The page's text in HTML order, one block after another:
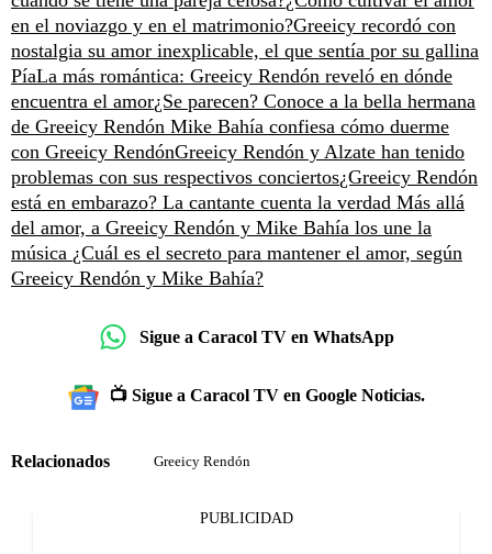
en el noviazgo y en el matrimonio?Greeicy recordó con
nostalgia su amor inexplicable, el que sentía por su gallina
PíaLa más romántica: Greeicy Rendón reveló en dónde
encuentra el amor¿Se parecen? Conoce a la bella hermana
de Greeicy Rendón Mike Bahía confiesa cómo duerme
con Greeicy RendónGreeicy Rendón y Alzate han tenido
problemas con sus respectivos conciertos¿Greeicy Rendón
está en embarazo? La cantante cuenta la verdad Más allá
del amor, a Greeicy Rendón y Mike Bahía los une la
música ¿Cuál es el secreto para mantener el amor, según
Greeicy Rendón y Mike Bahía?
Sigue a Caracol TV en WhatsApp
📺 Sigue a Caracol TV en Google Noticias.
Relacionados Greeicy Rendón
PUBLICIDAD